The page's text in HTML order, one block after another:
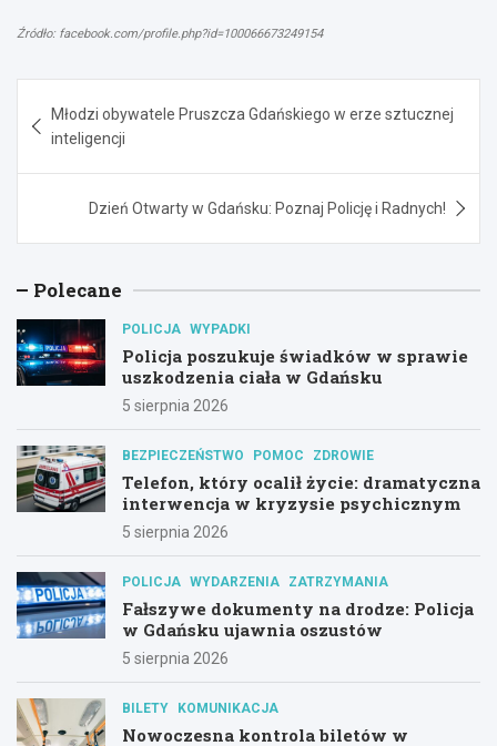
Źródło: facebook.com/profile.php?id=100066673249154
wpisu
Młodzi obywatele Pruszcza Gdańskiego w erze sztucznej
inteligencji
Dzień Otwarty w Gdańsku: Poznaj Policję i Radnych!
Polecane
POLICJA WYPADKI
Policja poszukuje świadków w sprawie
uszkodzenia ciała w Gdańsku
5 sierpnia 2026
BEZPIECZEŃSTWO POMOC ZDROWIE
Telefon, który ocalił życie: dramatyczna
interwencja w kryzysie psychicznym
5 sierpnia 2026
POLICJA WYDARZENIA ZATRZYMANIA
Fałszywe dokumenty na drodze: Policja
w Gdańsku ujawnia oszustów
5 sierpnia 2026
BILETY KOMUNIKACJA
Nowoczesna kontrola biletów w